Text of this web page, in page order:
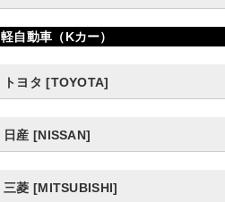
軽自動車（Kカー）
トヨタ [TOYOTA]
日産 [NISSAN]
三菱 [MITSUBISHI]